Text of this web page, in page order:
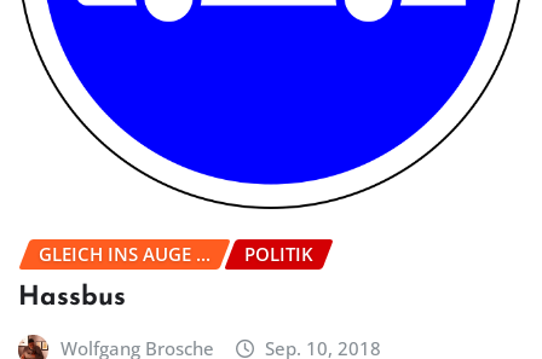
GLEICH INS AUGE ... POLITIK
Hassbus
Wolfgang Brosche Sep. 10, 2018